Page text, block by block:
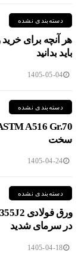
دسته‌بندی نشده
باید بدانید
1405-05-04
دسته‌بندی نشده
سخت
1405-04-24
دسته‌بندی نشده
در سرمای شدید
1405-04-18